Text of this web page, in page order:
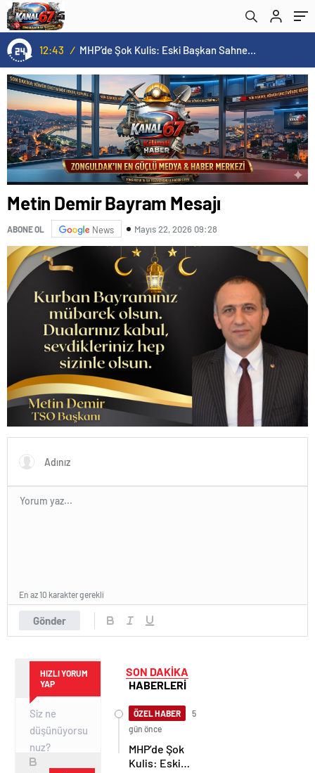
12:43 / MHP’de Şok Kulis: Eski Başkan Sahnede! Korkmaz Yol Vermiyor
Metin Demir Bayram Mesajı
ABONE OL News Mayıs 22, 2026 09:28
Gönder
En az 10 karakter gerekli
HIZLI YORUM
YAP
SON DAKİKA
HABERLERİ
ÖZEL HABER
5
gün önce
MHP’de Şok
Kulis: Eski